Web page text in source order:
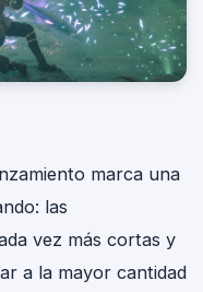
marca una
las
vez más cortas y
a la mayor cantidad